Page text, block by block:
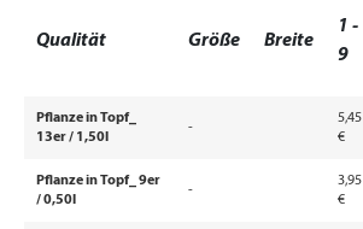
Qualität Größe Breite
1 -
9
Pflanze in Topf_
13er / 1,50l
-
5,45
€
Pflanze in Topf_ 9er
/ 0,50l
-
3,95
€